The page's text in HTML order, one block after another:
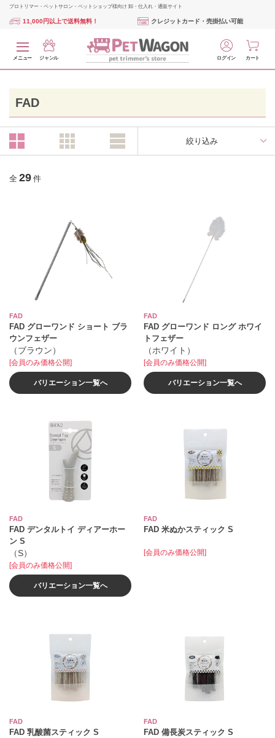
プロトリマー・ペットサロン・ペットショップ様向け 卸・仕入れ・通販サイト
11,000円以上で送料無料！ クレジットカード・売掛払い可能
メニュー ジャンル ログイン カート
FAD
絞り込み
全 29 件
FAD
FAD グローワンド ショート ブラ
ウンフェザー
（ブラウン）
[会員のみ価格公開]
バリエーション一覧へ
FAD
FAD グローワンド ロング ホワイ
トフェザー
（ホワイト）
[会員のみ価格公開]
バリエーション一覧へ
FAD
FAD デンタルトイ ディアーホー
ン S
（S）
[会員のみ価格公開]
バリエーション一覧へ
FAD
FAD 米ぬかスティック S
[会員のみ価格公開]
FAD
FAD 乳酸菌スティック S
FAD
FAD 備長炭スティック S